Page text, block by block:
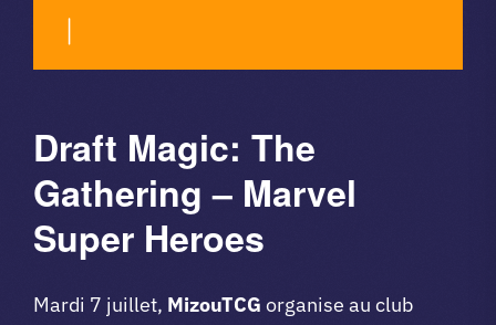
|
Draft Magic: The
Gathering – Marvel
Super Heroes
Mardi 7 juillet, MizouTCG organise au club